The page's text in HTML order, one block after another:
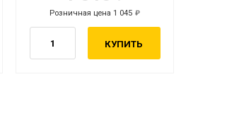
Розничная цена 1 045
КУПИТЬ